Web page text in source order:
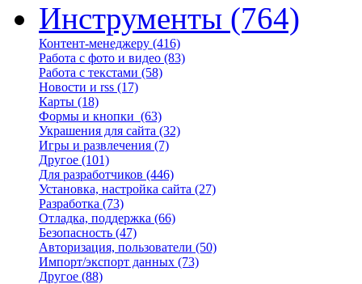
Инструменты (764)
Контент-менеджеру (416)
Работа с фото и видео (83)
Работа с текстами (58)
Новости и rss (17)
Карты (18)
Формы и кнопки (63)
Украшения для сайта (32)
Игры и развлечения (7)
Другое (101)
Для разработчиков (446)
Установка, настройка сайта (27)
Разработка (73)
Отладка, поддержка (66)
Безопасность (47)
Авторизация, пользователи (50)
Импорт/экспорт данных (73)
Другое (88)